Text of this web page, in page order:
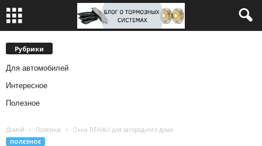
Рубрики
Для автомобилей
Интересное
Полезное
Домой Полезное Окна REHAU для загородного дома
ПОЛЕЗНОЕ